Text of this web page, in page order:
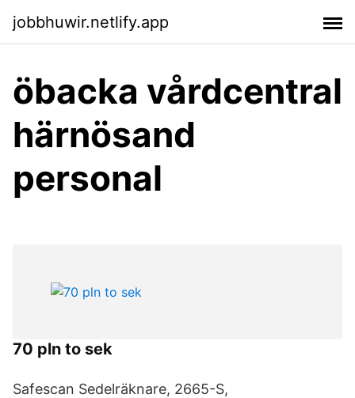
jobbhuwir.netlify.app
öbacka vårdcentral
härnösand
personal
70 pln to sek
Safescan Sedelräknare, 2665-S,